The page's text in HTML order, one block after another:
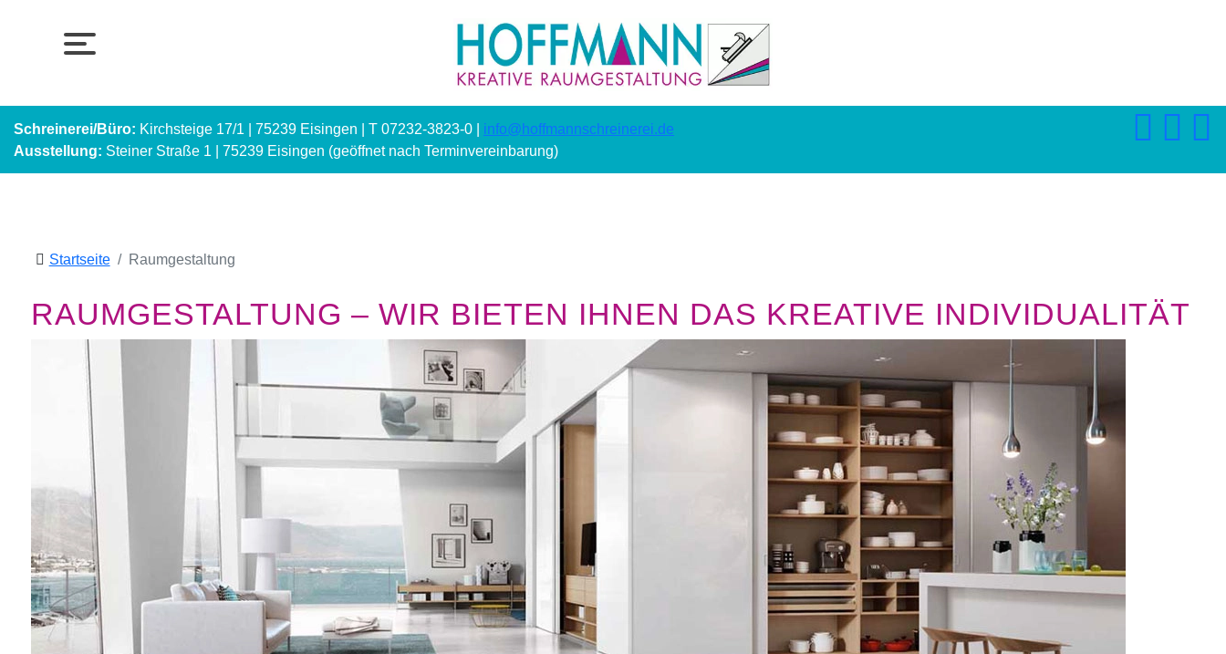
Schreinerei/Büro: Kirchsteige 17/1 | 75239 Eisingen | T 07232-3823-0 | info@hoffmannschreinerei.de
Ausstellung: Steiner Straße 1 | 75239 Eisingen (geöffnet nach Terminvereinbarung)
Startseite Raumgestaltung
RAUMGESTALTUNG – WIR BIETEN IHNEN DAS KREATIVE INDIVIDUALITÄT